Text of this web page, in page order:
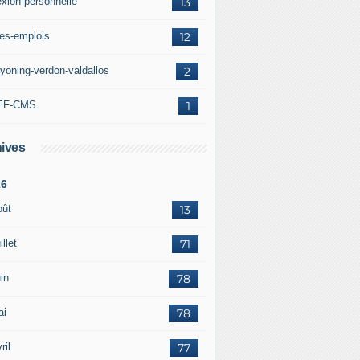
12
emplois
2
verdon-valdallos
1
CMS
13
71
78
78
77